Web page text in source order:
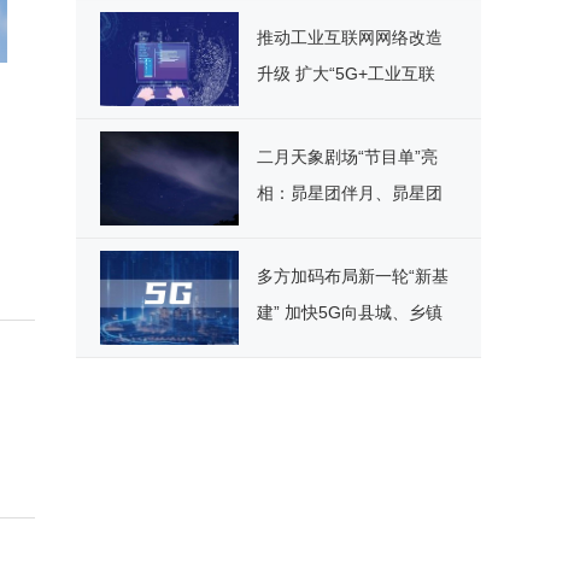
推动工业互联网网络改造
升级 扩大“5G+工业互联
二月天象剧场“节目单”亮
相：昴星团伴月、昴星团
多方加码布局新一轮“新基
建” 加快5G向县城、乡镇